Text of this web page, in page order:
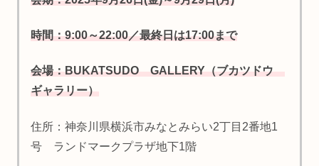
時間：9:00～22:00／最終日は17:00まで
会場：BUKATSUDO GALLERY（ブカツドウ
ギャラリー）
住所：神奈川県横浜市みなとみらい2丁目2番地1
号 ランドマークプラザ地下1階